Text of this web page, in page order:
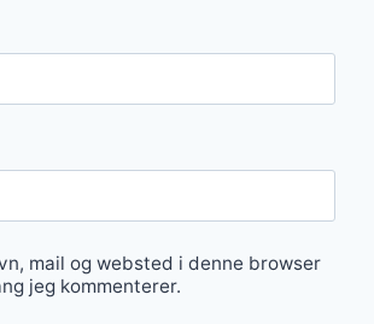
mail og websted i denne browser
jeg kommenterer.